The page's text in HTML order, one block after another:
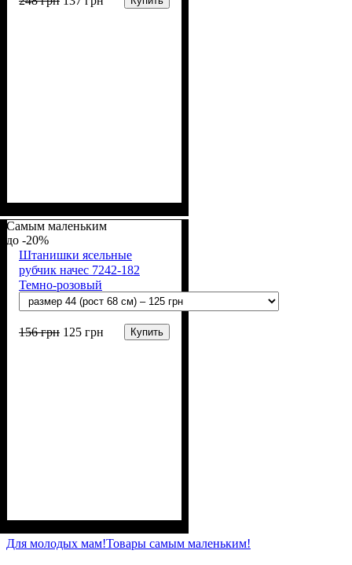
Самым маленьким
-20%
Штанишки ясельные
рубчик начес 7242-182
Темно-розовый
156грн 125 грн Купить
х/б, 6% лайкра)
Для молодых мам!Товары самым маленьким!